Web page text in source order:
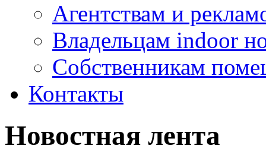
Агентствам и
Владельцам indoor
Собственникам
Контакты
Новостная лента